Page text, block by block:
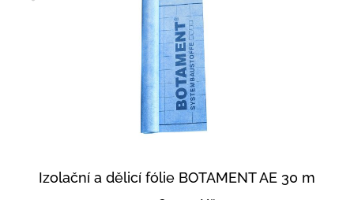
Izolační a dělicí fólie BOTAMENT AE 30 m